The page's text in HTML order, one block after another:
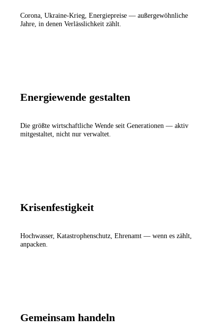
Corona, Ukraine-Krieg, Energiepreise — außergewöhnliche
Jahre, in denen Verlässlichkeit zählt.
Energiewende gestalten
Die größte wirtschaftliche Wende seit Generationen — aktiv
mitgestaltet, nicht nur verwaltet.
Krisenfestigkeit
Hochwasser, Katastrophenschutz, Ehrenamt — wenn es zählt,
anpacken.
Gemeinsam handeln